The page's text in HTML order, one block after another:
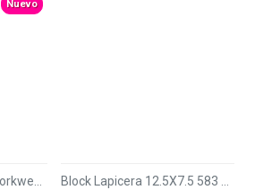
Nuevo
Bermuda Cargo SW Workwear Mix Negro Block Lapicera 12.5X7.5 583 Negro